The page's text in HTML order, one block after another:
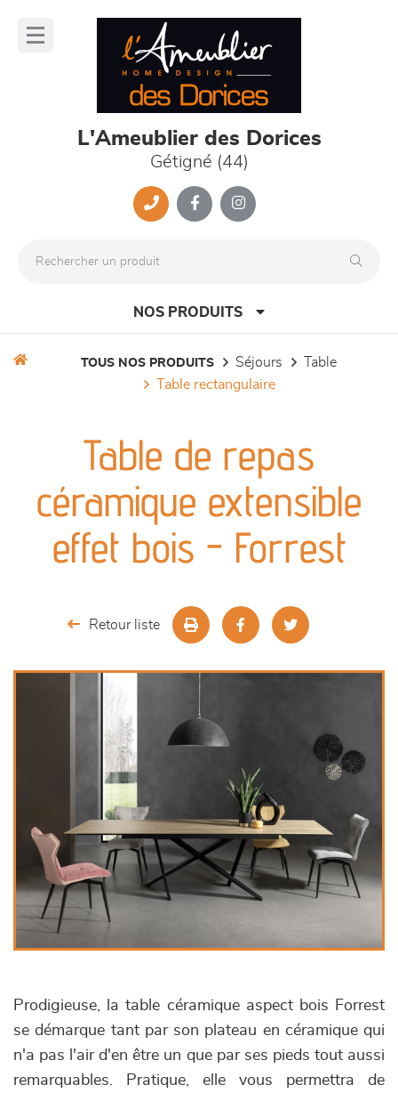
L'Ameublier des Dorices
Gétigné (44)
NOS PRODUITS
meubles de complément
chambres et dressing
TOUS NOS PRODUITS séjours
table
table rectangulaire
Table de repas
céramique extensible
effet bois - Forrest
Retour liste
Prodigieuse, la table céramique aspect bois Forrest
se démarque tant par son plateau en céramique qui
n'a pas l'air d'en être un que par ses pieds tout aussi
remarquables. Pratique, elle vous permettra de